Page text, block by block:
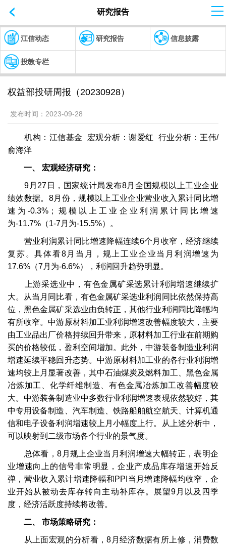
研究报告
江信动态 研究报告 信息披露
投教专栏
权益部投研周报（20230928）
发布时间： 2023-09-28
机构：江信基金 宏观分析：谢爱红 行业分析：王伟/
俞海洋
一、 宏观经济研究：
9月27日，国家统计局发布8月全国规模以上工业企业
绩效数据。8月份，规模以上工业企业营业收入累计同比增
速为-0.3%；规模以上工业企业利润累计同比增速
为-11.7%（1-7月为-15.5%）。
营业利润累计同比增速降幅连续6个月收窄，经济继续
复苏。具体看8月当月，规上工业企业当月利润增速为
17.6%（7月为-6.6%），利润回升趋势明显。
上游采选业中，有色金属矿采选累计利润增速继续扩
大。从当月同比看，有色金属矿采选业利润同比依然保持高
位，黑色金属矿采选业由负转正，其他行业利润同比降幅均
有所收窄。中游原材料加工业利润增速改善幅度较大，主要
由工业品出厂价格持续回升带来，原材料加工行业在前期购
买的价格较低，盈利空间增加。此外，中游装备制造业利润
增速延续平稳回升态势。中游原材料加工业的各行业利润增
速均较上月显著改善，其中石油煤炭及燃料加工、黑色金属
冶炼加工、化学纤维制造、有色金属冶炼加工改善幅度较
大。中游装备制造业中多数行业利润增速表现依然较好，其
中专用设备制造、汽车制造、铁路船舶航空航天、计算机通
信和电子设备利润增速较上月小幅度上行。从上述分析中，
可以映射到二级市场各个行业的景气度。
总体看，8月规上企业当月利润增速大幅转正，表明企
业增速向上的信号非常明显，企业产成品库存增速开始反
弹，营业收入累计增速降幅和PPI当月增速降幅均收窄，企
业开始从被动去库存转向主动补库存。展望9月以及四季
度，经济活跃度持续将改善。
二、 市场策略研究：
从上面宏观的分析看，8月经济数据有所上修，消费数